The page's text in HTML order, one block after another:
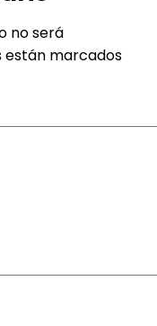
no será
están marcados